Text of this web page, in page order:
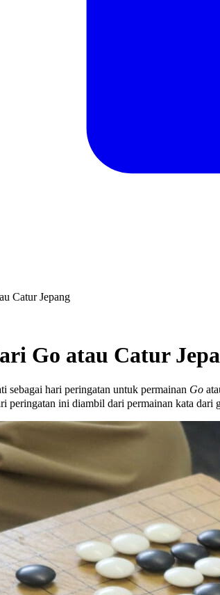
Catur Jepang
Go atau Catur
sebagai hari peringatan untuk permainan Go
peringatan ini diambil dari permainan kata